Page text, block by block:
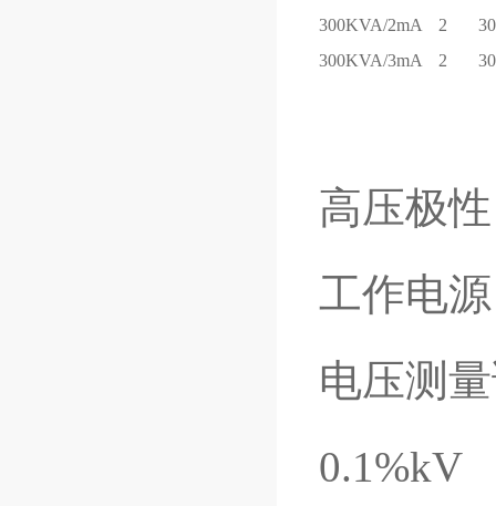
300KVA/2mA
2
300KVA/3mA
2
高压极
工作电
电压测
0.1%kV